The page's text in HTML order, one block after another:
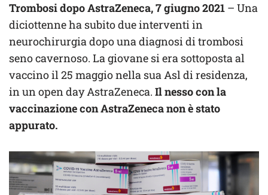
Trombosi dopo AstraZeneca, 7 giugno 2021 – Una
diciottenne ha subito due interventi in
neurochirurgia dopo una diagnosi di trombosi
seno cavernoso. La giovane si era sottoposta al
vaccino il 25 maggio nella sua Asl di residenza,
in un open day AstraZeneca. Il nesso con la
vaccinazione con AstraZeneca non è stato
appurato.